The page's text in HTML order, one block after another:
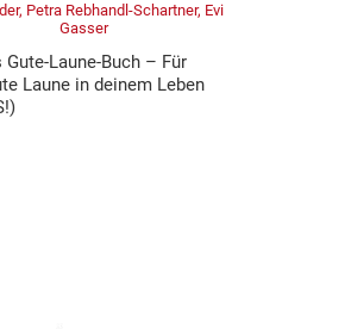
Petra Rebhandl-Schartner, Evi
Gasser
Laune-Buch – Für
Laune in deinem Leben